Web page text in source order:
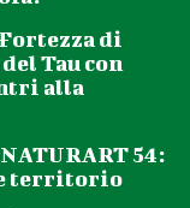
di
Tau con
alla
54:
territorio